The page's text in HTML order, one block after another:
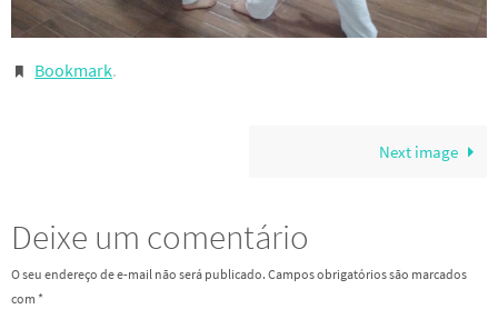
Bookmark.
Next image
Deixe um comentário
O seu endereço de e-mail não será publicado. Campos obrigatórios são marcados
com *